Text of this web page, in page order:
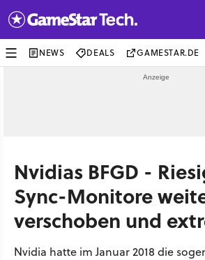
NEWS DEALS GAMESTAR.DE
Nvidias BFGD -
Sync-Monitore
verschoben und
Nvidia hatte im Januar 2018 die